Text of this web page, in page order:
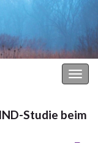
Studie beim